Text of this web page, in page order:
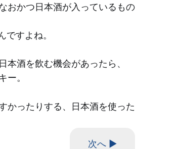
おかつ日本酒が入っているもの
すよね。
酒を飲む機会があったら、
ー。
かったりする、日本酒を使った
次へ ▶